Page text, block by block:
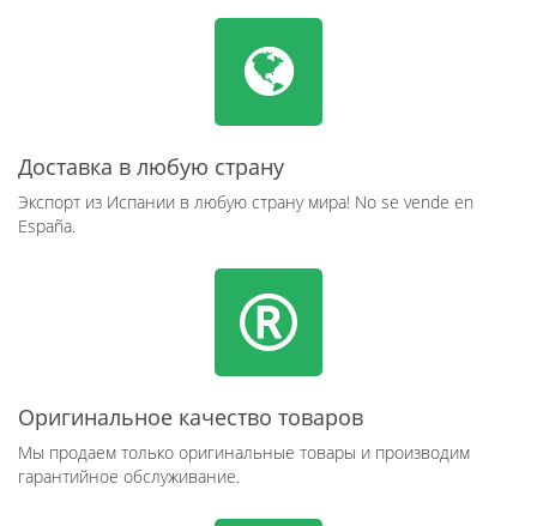
Доставка в любую страну
Экспорт из Испании в любую страну мира! No se vende en
España.
Оригинальное качество товаров
Мы продаем только оригинальные товары и производим
гарантийное обслуживание.